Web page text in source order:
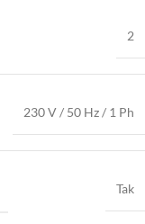
2
230 V / 50 Hz / 1 Ph
Tak